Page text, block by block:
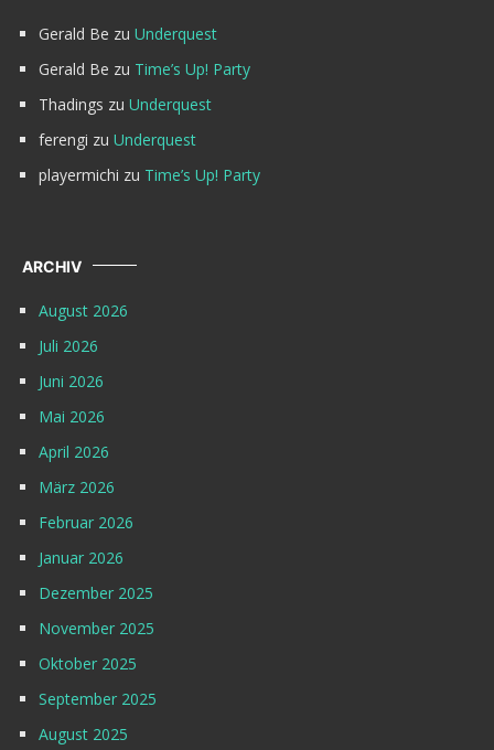
Gerald Be zu Underquest
Gerald Be zu Time’s Up! Party
Thadings zu Underquest
ferengi zu Underquest
playermichi zu Time’s Up! Party
ARCHIV
August 2026
Juli 2026
Juni 2026
Mai 2026
April 2026
März 2026
Februar 2026
Januar 2026
Dezember 2025
November 2025
Oktober 2025
September 2025
August 2025